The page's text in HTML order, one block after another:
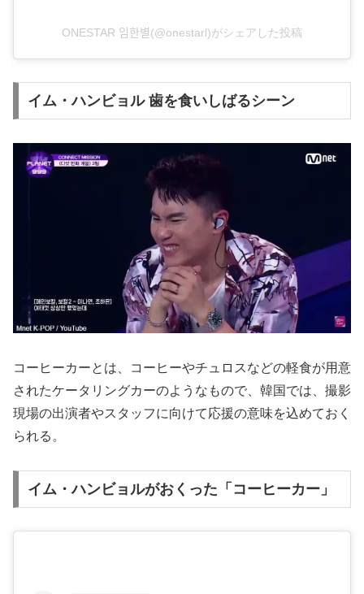
ONESTAR 임한별(@onestarl)がシェアした投稿
イム・ハンビョル 歯を食いしばるシーン
コーヒーカーとは、コーヒーやチュロスなどの軽食が用意
されたケータリングカーのようなもので、韓国では、撮影
現場の出演者やスタッフに向けて応援の意味を込めておく
られる。
イム・ハンビョルがおくった「コーヒーカー」